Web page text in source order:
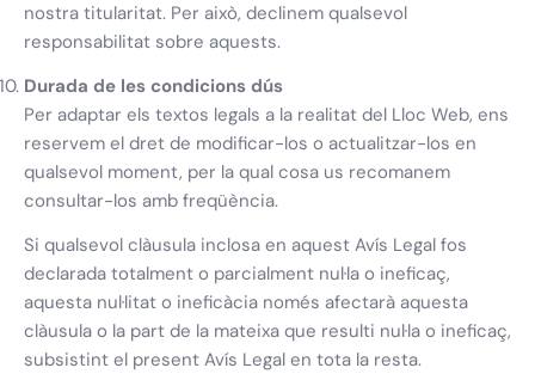
nostra titularitat. Per això, declinem qualsevol
responsabilitat sobre aquests.
Durada de les condicions dús
Per adaptar els textos legals a la realitat del Lloc Web, ens
reservem el dret de modificar-los o actualitzar-los en
qualsevol moment, per la qual cosa us recomanem
consultar-los amb freqüència.
Si qualsevol clàusula inclosa en aquest Avís Legal fos
declarada totalment o parcialment nul·la o ineficaç,
aquesta nul·litat o ineficàcia només afectarà aquesta
clàusula o la part de la mateixa que resulti nul·la o ineficaç,
subsistint el present Avís Legal en tota la resta.